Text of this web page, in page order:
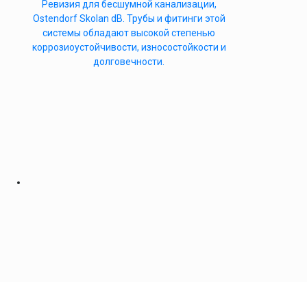
Ревизия для бесшумной канализации,
Ostendorf Skolan dB. Трубы и фитинги этой
системы обладают высокой степенью
коррозиоустойчивости, износостойкости и
долговечности.